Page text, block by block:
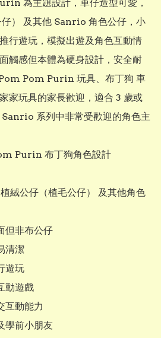
為主題設計，車仔造型可愛，
） 及其他 Sanrio 角色公仔，小
行遊玩，模擬出遊及角色互動情
觸感但本體為硬身設計，安全耐
Pom Purin 玩具、布丁狗 車
家玩具的家長歡迎，適合 3 歲或
系列中非常受歡迎的角色主
Purin 布丁狗角色設計
絨公仔（植毛公仔） 及其他角色
但非布公仔
清潔
遊玩
動遊戲
互動能力
學前小朋友